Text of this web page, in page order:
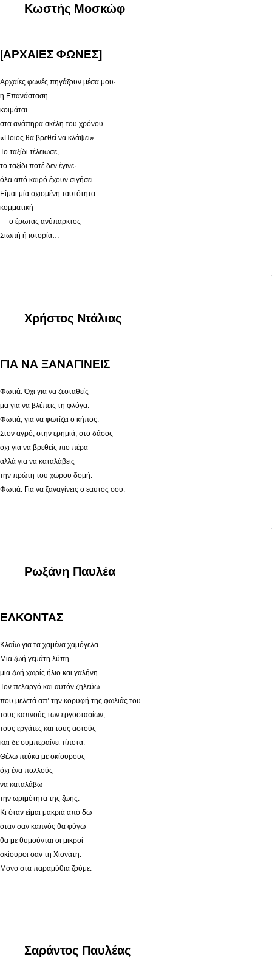
Κωστής Μοσκώφ
[ΑΡΧΑΙΕΣ ΦΩΝΕΣ]
Αρχαίες φωνές πηγάζουν μέσα μου·
η Επανάσταση
κοιμάται
στα ανάπηρα σκέλη του χρόνου…
«Ποιος θα βρεθεί να κλάψει»
Το ταξίδι τέλειωσε,
το ταξίδι ποτέ δεν έγινε·
όλα από καιρό έχουν σιγήσει…
Είμαι μία σχισμένη ταυτότητα
κομματική
— ο έρωτας ανύπαρκτος
Σιωπή ή ιστορία…
.
Χρήστος Ντάλιας
ΓΙΑ ΝΑ ΞΑΝΑΓΙΝΕΙΣ
Φωτιά. Όχι για να ζεσταθείς
μα για να βλέπεις τη φλόγα.
Φωτιά, για να φωτίζει ο κήπος.
Στον αγρό, στην ερημιά, στο δάσος
όχι για να βρεθείς πιο πέρα
αλλά για να καταλάβεις
την πρώτη του χώρου δομή.
Φωτιά. Για να ξαναγίνεις ο εαυτός σου.
.
Ρωξάνη Παυλέα
ΕΛΚΟΝΤΑΣ
Κλαίω για τα χαμένα χαμόγελα.
Μια ζωή γεμάτη λύπη
μια ζωή χωρίς ήλιο και γαλήνη.
Τον πελαργό και αυτόν ζηλεύω
που μελετά απ’ την κορυφή της φωλιάς του
τους καπνούς των εργοστασίων,
τους εργάτες και τους αστούς
και δε συμπεραίνει τίποτα.
Θέλω πεύκα με σκίουρους
όχι ένα πολλούς
να καταλάβω
την ωριμότητα της ζωής.
Κι όταν είμαι μακριά από δω
όταν σαν καπνός θα φύγω
θα με θυμούνται οι μικροί
σκίουροι σαν τη Χιονάτη.
Μόνο στα παραμύθια ζούμε.
Σαράντος Παυλέας